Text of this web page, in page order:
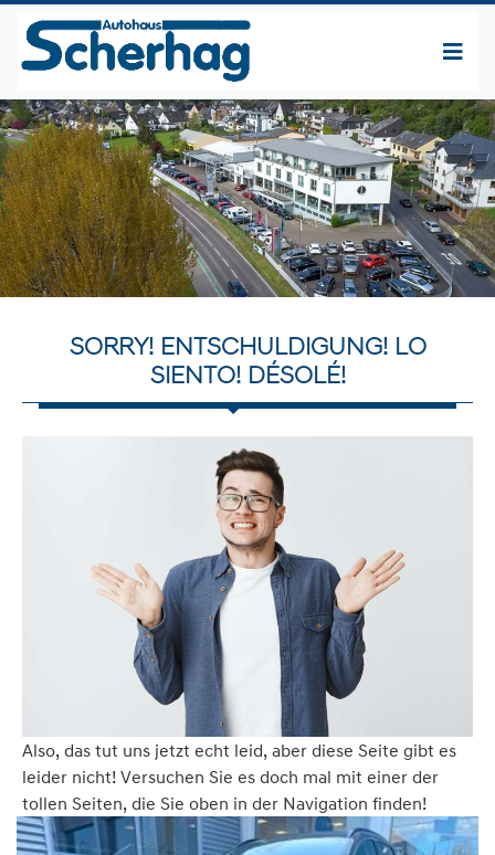
SORRY! ENTSCHULDIGUNG! LO
SIENTO! DÉSOLÉ!
Also, das tut uns jetzt echt leid, aber diese Seite gibt es
leider nicht! Versuchen Sie es doch mal mit einer der
tollen Seiten, die Sie oben in der Navigation finden!